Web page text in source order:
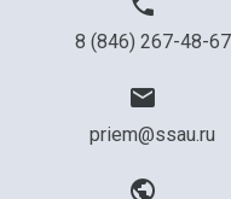
8 (846) 267-48-67
priem@ssau.ru